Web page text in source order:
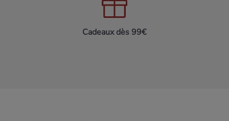
Cadeaux dès 99€